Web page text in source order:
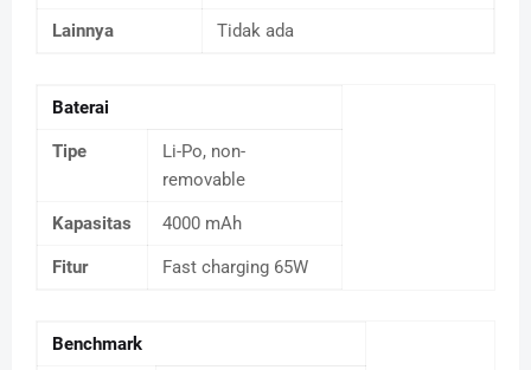
Lainnya Tidak ada
Baterai
Tipe
Li-Po, non-
removable
Kapasitas 4000 mAh
Fitur Fast charging 65W
Benchmark